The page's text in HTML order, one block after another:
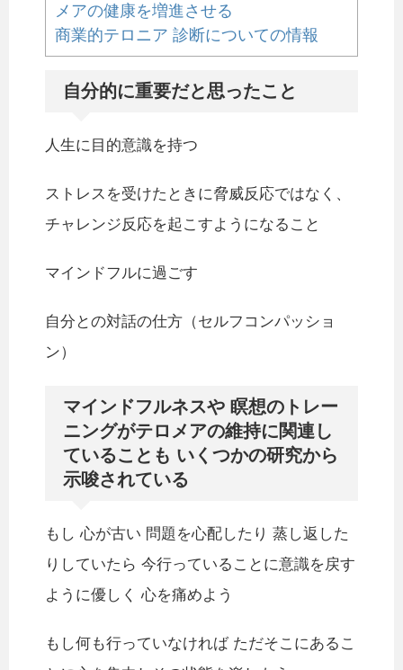
メアの健康を増進させる
商業的テロニア 診断についての情報
自分的に重要だと思ったこと
人生に目的意識を持つ
ストレスを受けたときに脅威反応ではなく、
チャレンジ反応を起こすようになること
マインドフルに過ごす
自分との対話の仕方（セルフコンパッショ
ン）
マインドフルネスや 瞑想のトレー
ニングがテロメアの維持に関連し
ていることも いくつかの研究から
示唆されている
もし 心が古い 問題を心配したり 蒸し返した
りしていたら 今行っていることに意識を戻す
ように優しく 心を痛めよう
もし何も行っていなければ ただそこにあるこ